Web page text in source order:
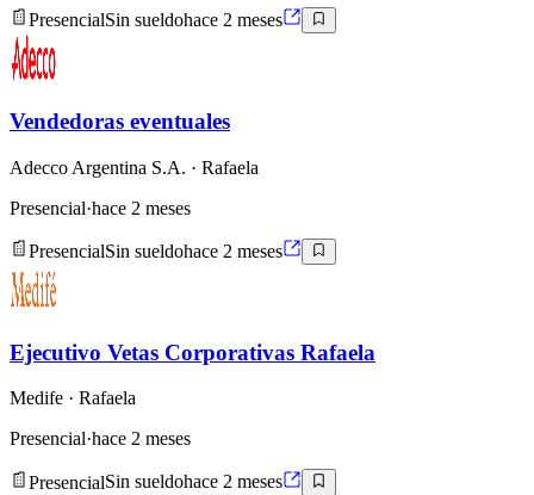
PresencialSin sueldohace 2 meses
Vendedoras eventuales
Adecco Argentina S.A. · Rafaela
Presencial·hace 2 meses
PresencialSin sueldohace 2 meses
Ejecutivo Vetas Corporativas Rafaela
Medife · Rafaela
Presencial·hace 2 meses
PresencialSin sueldohace 2 meses